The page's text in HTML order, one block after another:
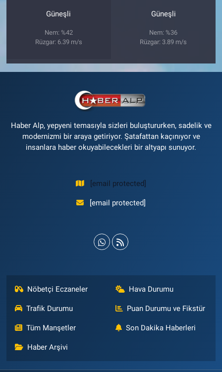
Güneşli
Nem: %42
Rüzgar: 6.39 m/s
Güneşli
Nem: %36
Rüzgar: 3.89 m/s
Haber Alp, yepyeni temasıyla sizleri buluştururken, sadelik ve
modernizmi bir araya getiriyor. Şatafattan kaçınıyor ve
insanlara haber okuyabilecekleri bir altyapı sunuyor.
[email protected]
[email protected]
Nöbetçi Eczaneler Hava Durumu
Trafik Durumu Puan Durumu ve Fikstür
Tüm Manşetler Son Dakika Haberleri
Haber Arşivi